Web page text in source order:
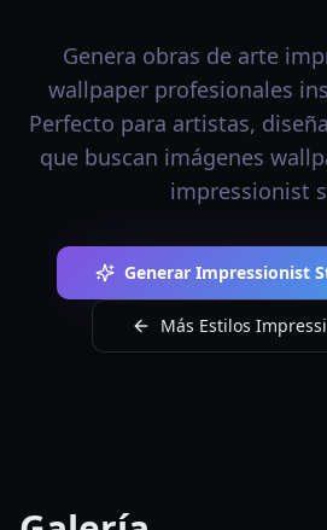
Genera obras de arte
wallpaper profesionales
Perfecto para artistas,
que buscan imágenes
impressionist
Generar Impressionist
Más Estilos